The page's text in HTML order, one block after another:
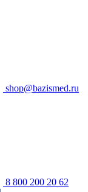
shop@bazismed.ru
8 800 200 20 62